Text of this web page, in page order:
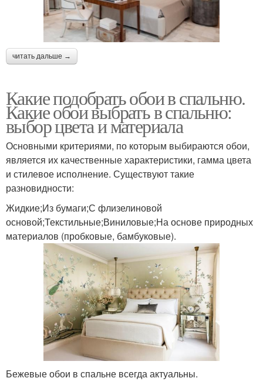
читать дальше →
Какие подобрать обои в спальню.
Какие обои выбрать в спальню:
выбор цвета и материала
Основными критериями, по которым выбираются обои,
является их качественные характеристики, гамма цвета
и стилевое исполнение. Существуют такие
разновидности:
Жидкие;Из бумаги;С флизелиновой
основой;Текстильные;Виниловые;На основе природных
материалов (пробковые, бамбуковые).
Бежевые обои в спальне всегда актуальны.